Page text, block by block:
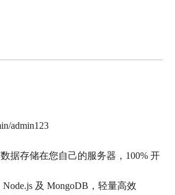
admin123
据存储在您自己的服务器，100% 开
及 MongoDB，轻量高效